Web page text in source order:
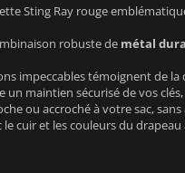
Sting Ray rouge
robuste de métal
impeccables témoignent de la
un maintien sécurisé de vos
ou accroché à votre sac,
cuir et les couleurs du drapeau